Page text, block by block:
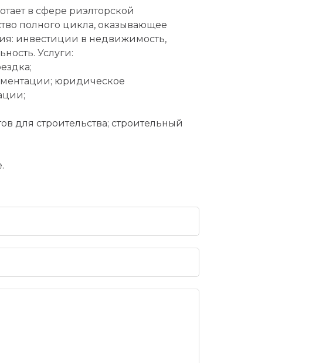
в сфере риэлторской
полного цикла, оказывающее
инвестиции в недвижимость,
Услуги:
юридическое
для строительства; строительный